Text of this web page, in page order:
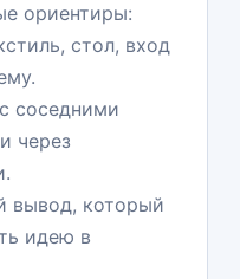
ориентиры:
стол, вход
соседними
через
вывод, который
идею в